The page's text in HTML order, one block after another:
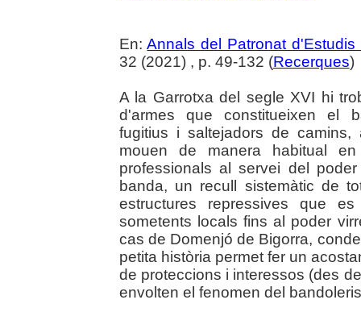
En:Annals del Patronat
32 (2021) , p. 49-132 (Recerques)
A la Garrotxa del segle XVI hi
d'armes que constitueixen el
fugitius i saltejadors de
mouen de manera habitual
professionals al servei del
banda, un recull sistemàtic de
estructures repressives que
sometents locals fins al poder
cas de Domenjó de Bigorra,
petita història permet fer un
de proteccions i interessos (des
envolten el fenomen del